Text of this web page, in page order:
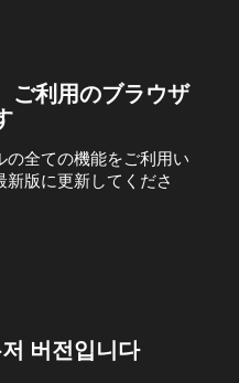
ご利用のブラウザ
の全ての機能をご利用い
版に更新してくださ
버전입니다